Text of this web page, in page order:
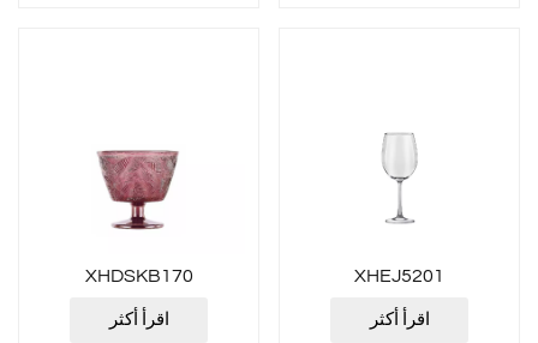
XHDSKB170
اقرأ أكثر
XHEJ5201
اقرأ أكثر